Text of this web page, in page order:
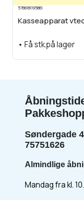
5766181195861
Kasseapparat
• Få stk.på lager
Søndergade
75751626
Almindlige
Mandag fra kl.